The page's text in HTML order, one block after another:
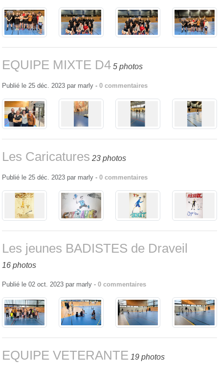
EQUIPE MIXTE D4 5 photos
Publié le 25 déc. 2023 par marly - 0 commentaires
Les Caricatures 23 photos
Publié le 25 déc. 2023 par marly - 0 commentaires
Les jeunes BADISTES de Draveil
16 photos
Publié le 02 oct. 2023 par marly - 0 commentaires
EQUIPE VETERANTE 19 photos